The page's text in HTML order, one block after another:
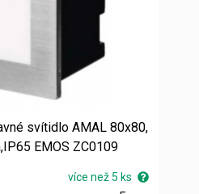
svítidlo AMAL 80x80,
EMOS ZC0109
více než 5 ks